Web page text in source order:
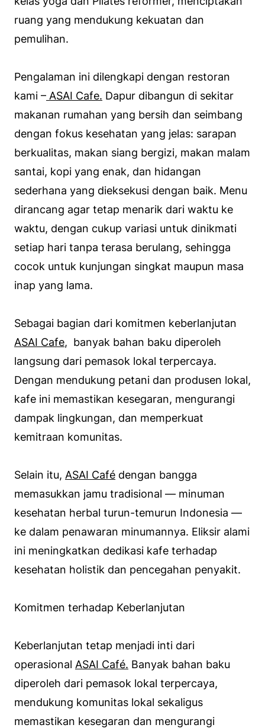
ruang yang mendukung kekuatan dan
pemulihan.
Pengalaman ini dilengkapi dengan restoran
kami – ASAI Cafe. Dapur dibangun di sekitar
makanan rumahan yang bersih dan seimbang
dengan fokus kesehatan yang jelas: sarapan
berkualitas, makan siang bergizi, makan malam
santai, kopi yang enak, dan hidangan
sederhana yang dieksekusi dengan baik. Menu
dirancang agar tetap menarik dari waktu ke
waktu, dengan cukup variasi untuk dinikmati
setiap hari tanpa terasa berulang, sehingga
cocok untuk kunjungan singkat maupun masa
inap yang lama.
Sebagai bagian dari komitmen keberlanjutan
ASAI Cafe, banyak bahan baku diperoleh
langsung dari pemasok lokal terpercaya.
Dengan mendukung petani dan produsen lokal,
kafe ini memastikan kesegaran, mengurangi
dampak lingkungan, dan memperkuat
kemitraan komunitas.
Selain itu, ASAI Café dengan bangga
memasukkan jamu tradisional — minuman
kesehatan herbal turun-temurun Indonesia —
ke dalam penawaran minumannya. Eliksir alami
ini meningkatkan dedikasi kafe terhadap
kesehatan holistik dan pencegahan penyakit.
Komitmen terhadap Keberlanjutan
Keberlanjutan tetap menjadi inti dari
operasional ASAI Café. Banyak bahan baku
diperoleh dari pemasok lokal terpercaya,
mendukung komunitas lokal sekaligus
memastikan kesegaran dan mengurangi